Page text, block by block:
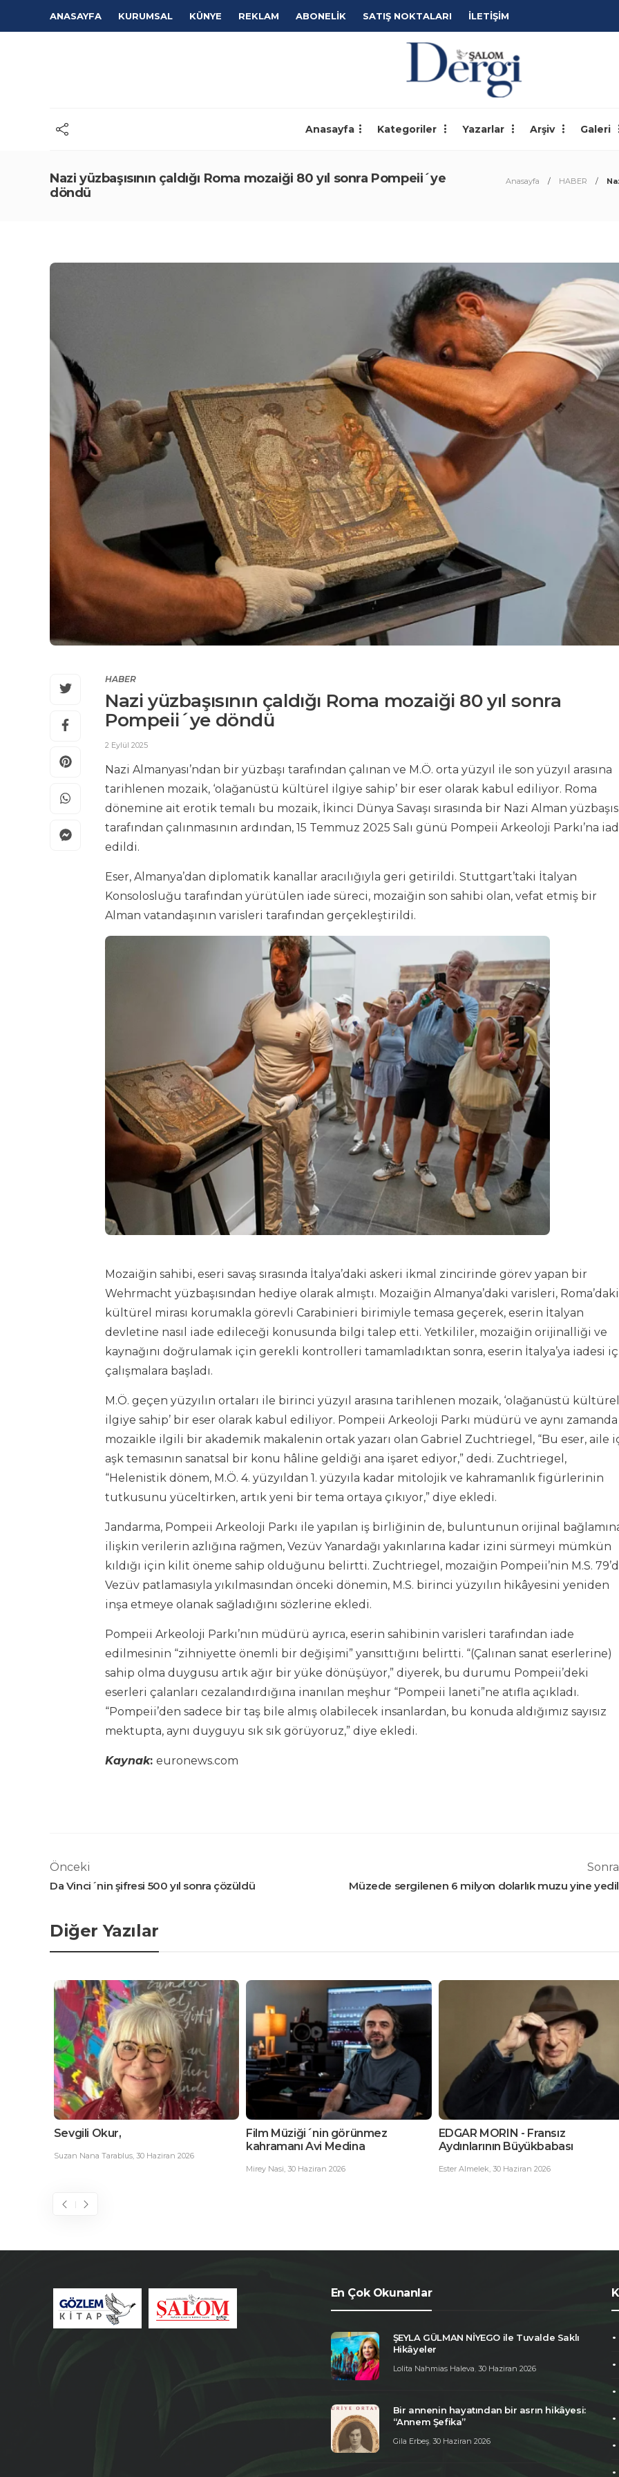
ANASAYFA KURUMSAL KÜNYE REKLAM ABONELİK SATIŞ NOKTALARI İLETİŞİM
Anasayfa Kategoriler Yazarlar Arşiv Galeri
Nazi yüzbaşısının çaldığı Roma mozaiği 80 yıl sonra Pompeii´ye
döndü
Anasayfa HABER
HABER
Nazi yüzbaşısının çaldığı Roma mozaiği 80 yıl sonra
Pompeii´ye döndü
2 Eylül 2025
Nazi Almanyası’ndan bir yüzbaşı tarafından çalınan ve M.Ö. orta yüzyıl ile son yüzyıl arasına
tarihlenen mozaik, ‘olağanüstü kültürel ilgiye sahip’ bir eser olarak kabul ediliyor. Roma
dönemine ait erotik temalı bu mozaik, İkinci Dünya Savaşı sırasında bir Nazi Alman
tarafından çalınmasının ardından, 15 Temmuz 2025 Salı günü Pompeii Arkeoloji Parkı’na
edildi.
Eser, Almanya’dan diplomatik kanallar aracılığıyla geri getirildi. Stuttgart’taki İtalyan
Konsolosluğu tarafından yürütülen iade süreci, mozaiğin son sahibi olan, vefat etmiş bir
Alman vatandaşının varisleri tarafından gerçekleştirildi.
Mozaiğin sahibi, eseri savaş sırasında İtalya’daki askeri ikmal zincirinde görev yapan bir
Wehrmacht yüzbaşısından hediye olarak almıştı. Mozaiğin Almanya’daki varisleri, Roma’daki
kültürel mirası korumakla görevli Carabinieri birimiyle temasa geçerek, eserin İtalyan
devletine nasıl iade edileceği konusunda bilgi talep etti. Yetkililer, mozaiğin orijinalliği ve
kaynağını doğrulamak için gerekli kontrolleri tamamladıktan sonra, eserin İtalya’ya iadesi
çalışmalara başladı.
M.Ö. geçen yüzyılın ortaları ile birinci yüzyıl arasına tarihlenen mozaik, ‘olağanüstü kültürel
ilgiye sahip’ bir eser olarak kabul ediliyor. Pompeii Arkeoloji Parkı müdürü ve aynı zamanda
mozaikle ilgili bir akademik makalenin ortak yazarı olan Gabriel Zuchtriegel, “Bu eser, aile
aşk temasının sanatsal bir konu hâline geldiği ana işaret ediyor,” dedi. Zuchtriegel,
“Helenistik dönem, M.Ö. 4. yüzyıldan 1. yüzyıla kadar mitolojik ve kahramanlık figürlerinin
tutkusunu yüceltirken, artık yeni bir tema ortaya çıkıyor,” diye ekledi.
Jandarma, Pompeii Arkeoloji Parkı ile yapılan iş birliğinin de, buluntunun orijinal
ilişkin verilerin azlığına rağmen, Vezüv Yanardağı yakınlarına kadar izini sürmeyi mümkün
kıldığı için kilit öneme sahip olduğunu belirtti. Zuchtriegel, mozaiğin Pompeii’nin M.S.
Vezüv patlamasıyla yıkılmasından önceki dönemin, M.S. birinci yüzyılın hikâyesini yeniden
inşa etmeye olanak sağladığını sözlerine ekledi.
Pompeii Arkeoloji Parkı’nın müdürü ayrıca, eserin sahibinin varisleri tarafından iade
edilmesinin “zihniyette önemli bir değişimi” yansıttığını belirtti. “(Çalınan sanat eserlerine)
sahip olma duygusu artık ağır bir yüke dönüşüyor,” diyerek, bu durumu Pompeii’deki
eserleri çalanları cezalandırdığına inanılan meşhur “Pompeii laneti”ne atıfla açıkladı.
“Pompeii’den sadece bir taş bile almış olabilecek insanlardan, bu konuda aldığımız sayısız
mektupta, aynı duyguyu sık sık görüyoruz,” diye ekledi.
Kaynak: euronews.com
Önceki
Da Vinci´nin şifresi 500 yıl sonra çözüldü
Müzede sergilenen 6 milyon dolarlık muzu yine
Diğer Yazılar
Film Müziği´nin görünmez
EDGAR MORIN - Fransız
Aydınlarının Büyükbabası
Ester Almelek ,30 Haziran 2026
Zorlu zirve: basitlik
Nermin Ketenci 30 Haziran 2026
En Çok Okunanlar
ŞEYLA GÜLMAN NİYEGO ile Tuvalde Saklı
Hikâyeler
Lolita Nahmias Haleva 30 Haziran 2026
Bir annenin hayatından bir asrın hikâyesi:
“Annem Şefika”
Gila Erbeş, 30 Haziran 2026